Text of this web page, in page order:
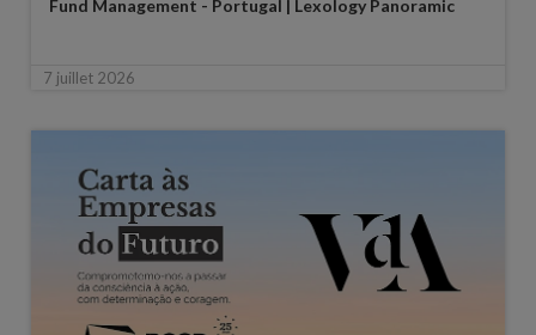
Fund Management - Portugal | Lexology Panoramic
7 juillet 2026